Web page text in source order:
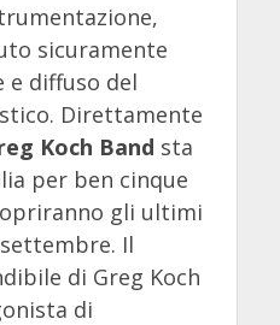
sicuramente
e diffuso del
Direttamente
Koch Band sta
per ben cinque
gli ultimi
Il
di Greg Koch
di